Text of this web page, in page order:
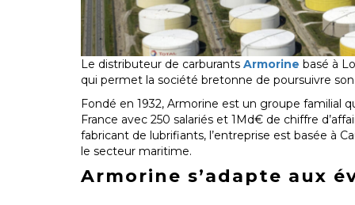
Le distributeur de carburants Armorine basé à
qui permet la société bretonne de poursuivre
Fondé en 1932, Armorine est un groupe familial
France avec 250 salariés et 1Md€ de chiffre
fabricant de lubrifiants, l’entreprise est basée à
le secteur maritime.
Armorine s’adapte aux